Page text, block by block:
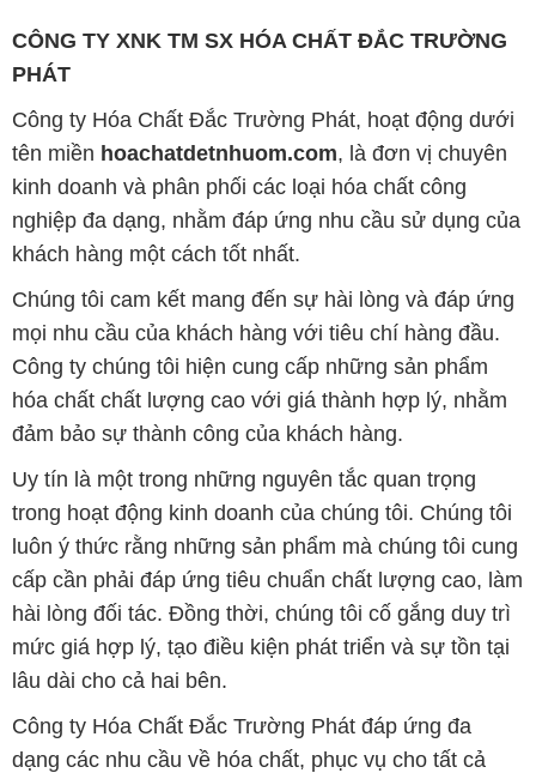
CÔNG TY XNK TM SX HÓA CHẤT ĐẮC TRƯỜNG
PHÁT
Công ty Hóa Chất Đắc Trường Phát, hoạt động dưới
tên miền hoachatdetnhuom.com, là đơn vị chuyên
kinh doanh và phân phối các loại hóa chất công
nghiệp đa dạng, nhằm đáp ứng nhu cầu sử dụng của
khách hàng một cách tốt nhất.
Chúng tôi cam kết mang đến sự hài lòng và đáp ứng
mọi nhu cầu của khách hàng với tiêu chí hàng đầu.
Công ty chúng tôi hiện cung cấp những sản phẩm
hóa chất chất lượng cao với giá thành hợp lý, nhằm
đảm bảo sự thành công của khách hàng.
Uy tín là một trong những nguyên tắc quan trọng
trong hoạt động kinh doanh của chúng tôi. Chúng tôi
luôn ý thức rằng những sản phẩm mà chúng tôi cung
cấp cần phải đáp ứng tiêu chuẩn chất lượng cao, làm
hài lòng đối tác. Đồng thời, chúng tôi cố gắng duy trì
mức giá hợp lý, tạo điều kiện phát triển và sự tồn tại
lâu dài cho cả hai bên.
Công ty Hóa Chất Đắc Trường Phát đáp ứng đa
dạng các nhu cầu về hóa chất, phục vụ cho tất cả